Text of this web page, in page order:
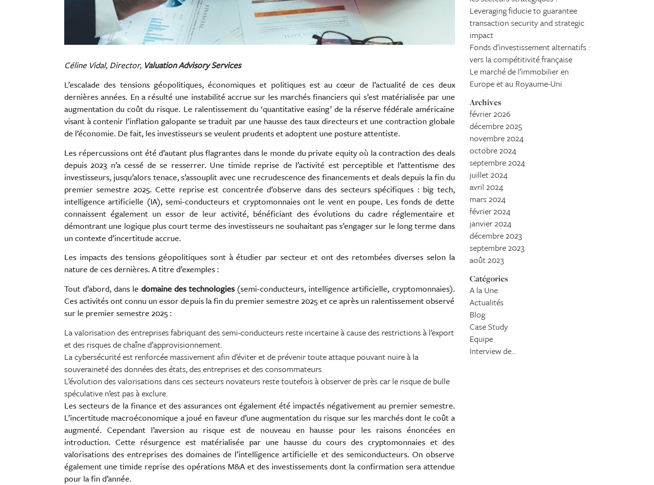
Céline Vidal, Director, Valuation Advisory Services
L’escalade des tensions géopolitiques, économiques et politiques est au cœur de l’actualité de ces deux
dernières années. En a résulté une instabilité accrue sur les marchés financiers qui s’est matérialisée par une
augmentation du coût du risque. Le ralentissement du ‘quantitative easing’ de la réserve fédérale américaine
visant à contenir l’inflation galopante se traduit par une hausse des taux directeurs et une contraction globale
de l’économie. De fait, les investisseurs se veulent prudents et adoptent une posture attentiste.
Les répercussions ont été d’autant plus flagrantes dans le monde du private equity où la contraction des deals
depuis 2023 n’a cessé de se resserrer. Une timide reprise de l’activité est perceptible et l’attentisme des
investisseurs, jusqu’alors tenace, s’assouplit avec une recrudescence des financements et deals depuis la fin du
premier semestre 2025. Cette reprise est concentrée d’observe dans des secteurs spécifiques : big tech,
intelligence artificielle (IA), semi-conducteurs et cryptomonnaies ont le vent en poupe. Les fonds de dette
connaissent également un essor de leur activité, bénéficiant des évolutions du cadre réglementaire et
démontrant une logique plus court terme des investisseurs ne souhaitant pas s’engager sur le long terme dans
un contexte d’incertitude accrue.
Les impacts des tensions géopolitiques sont à étudier par secteur et ont des retombées diverses selon la
nature de ces dernières. A titre d’exemples :
Tout d’abord, dans ledomaine des technologies(semi-conducteurs, intelligence artificielle, cryptomonnaies).
Ces activités ont connu un essor depuis la fin du premier semestre 2025 et ce après un ralentissement observé
sur le premier semestre 2025 :
La valorisation des entreprises fabriquant des semi-conducteurs reste incertaine à cause des restrictions à l’export
et des risques de chaîne d’approvisionnement.
La cybersécurité est renforcée massivement afin d’éviter et de prévenir toute attaque pouvant nuire à la
souveraineté des données des états, des entreprises et des consommateurs.
L’évolution des valorisations dans ces secteurs novateurs reste toutefois à observer de près car le risque de bulle
spéculative n’est pas à exclure.
Les secteurs de la finance et des assurances ont également été impactés négativement au premier semestre.
L’incertitude macroéconomique a joué en faveur d’une augmentation du risque sur les marchés dont le coût a
augmenté. Cependant l’aversion au risque est de nouveau en hausse pour les raisons énoncées en
introduction. Cette résurgence est matérialisée par une hausse du cours des cryptomonnaies et des
valorisations des entreprises des domaines de l’intelligence artificielle et des semiconducteurs. On observe
également une timide reprise des opérations M&A et des investissements dont la confirmation sera attendue
pour la fin d’année.
Leveraging fiducie to guarantee
transaction security and strategic
impact
Fonds d’investissement alternatifs :
vers la compétitivité française
Le marché de l’immobilier en
Europe et au Royaume-Uni
Archives
février 2026
décembre 2025
novembre 2024
octobre 2024
septembre 2024
juillet 2024
avril 2024
mars 2024
février 2024
janvier 2024
décembre 2023
septembre 2023
août 2023
Catégories
A la Une
Actualités
Blog
Case Study
Equipe
Interview de…